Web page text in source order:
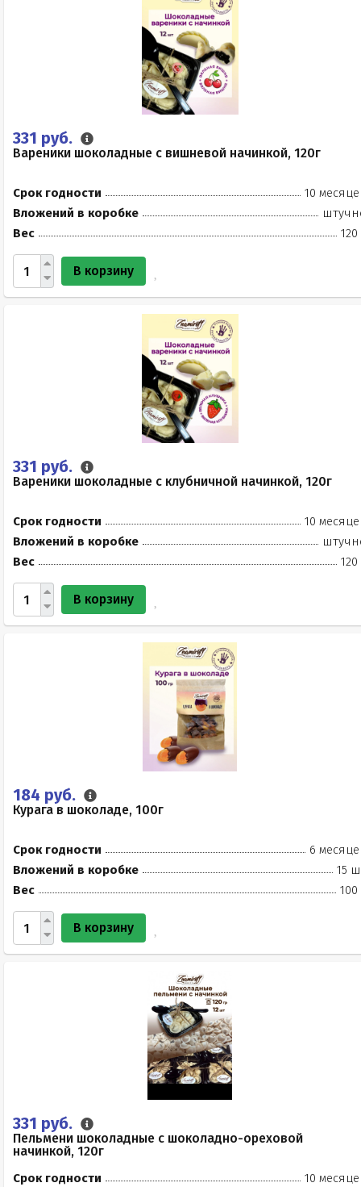
331 руб.
Вареники шоколадные с вишневой начинкой, 120г
Срок годности
10
Вложений в коробке
Вес
120
В корзину
331 руб.
Вареники шоколадные с клубничной начинкой, 120г
Срок годности
10
Вложений в коробке
Вес
120
В корзину
184 руб.
Курага в шоколаде, 100г
Срок годности
6
Вложений в коробке
15
Вес
100
В корзину
331 руб.
Пельмени шоколадные с шоколадно-ореховой
начинкой, 120г
Срок годности 10